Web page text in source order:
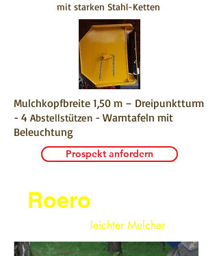
mit starken Stahl-Ketten
Mulchkopfbreite 1,50 m – Dreipunktturm
- 4 Abstellstützen - Warntafeln mit
Beleuchtung
Prospekt anfordern
Roero
leichter Mulcher